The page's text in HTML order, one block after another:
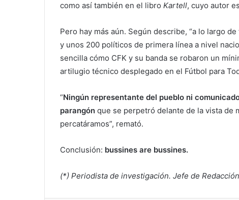
como así también en el libro Kartell, cuyo autor
Pero hay más aún. Según describe, “a lo largo
y unos 200 políticos de primera línea a nivel
sencilla cómo CFK y su banda se robaron un
artilugio técnico desplegado en el Fútbol para
“Ningún representante del pueblo ni
parangón que se perpetró delante de la vista de
percatáramos”, remató.
Conclusión: bussines are bussines.
(*) Periodista de investigación. Jefe de